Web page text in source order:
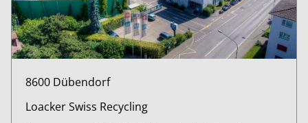
8600 Dübendorf
Loacker Swiss Recycling